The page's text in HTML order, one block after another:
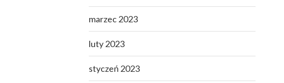
marzec 2023
luty 2023
styczeń 2023